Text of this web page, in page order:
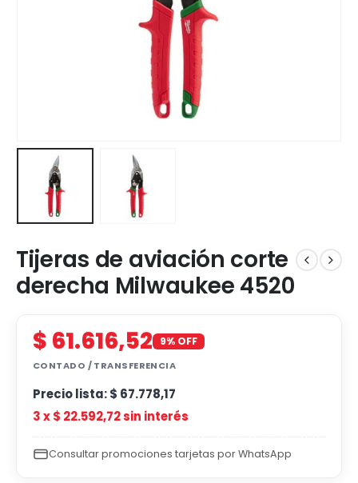
Tijeras de aviación corte
derecha Milwaukee 4520
$ 61.616,52 9% OFF
CONTADO / TRANSFERENCIA
Precio lista:$ 67.778,17
3 x$ 22.592,72sin interés
Consultar promociones tarjetas por WhatsApp